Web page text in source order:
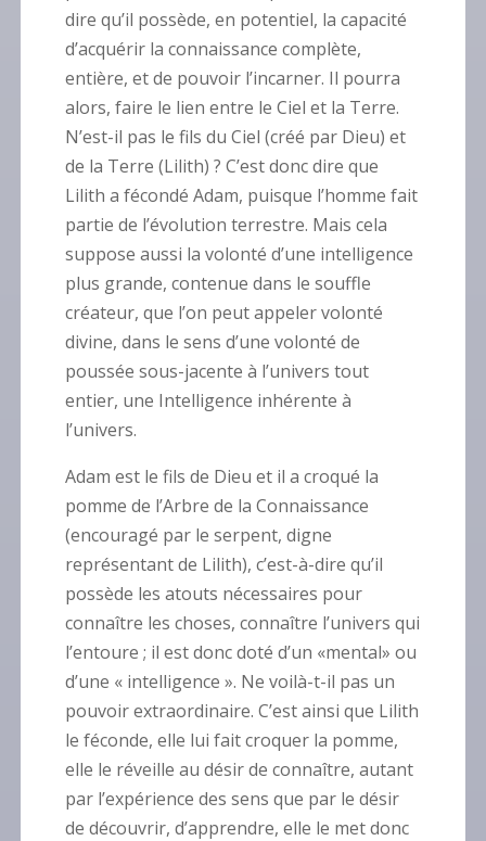
dire qu’il possède, en potentiel, la capacité
d’acquérir la connaissance complète,
entière, et de pouvoir l’incarner. Il pourra
alors, faire le lien entre le Ciel et la Terre.
N’est-il pas le fils du Ciel (créé par Dieu) et
de la Terre (Lilith) ? C’est donc dire que
Lilith a fécondé Adam, puisque l’homme fait
partie de l’évolution terrestre. Mais cela
suppose aussi la volonté d’une intelligence
plus grande, contenue dans le souffle
créateur, que l’on peut appeler volonté
divine, dans le sens d’une volonté de
poussée sous-jacente à l’univers tout
entier, une Intelligence inhérente à
l’univers.
Adam est le fils de Dieu et il a croqué la
pomme de l’Arbre de la Connaissance
(encouragé par le serpent, digne
représentant de Lilith), c’est-à-dire qu’il
possède les atouts nécessaires pour
connaître les choses, connaître l’univers qui
l’entoure ; il est donc doté d’un «mental» ou
d’une « intelligence ». Ne voilà-t-il pas un
pouvoir extraordinaire. C’est ainsi que Lilith
le féconde, elle lui fait croquer la pomme,
elle le réveille au désir de connaître, autant
par l’expérience des sens que par le désir
de découvrir, d’apprendre, elle le met donc